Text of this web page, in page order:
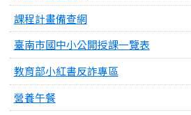
課程計畫備查網
臺南市國中小公開授課一覽表
教育部小紅書反詐專區
營養午餐